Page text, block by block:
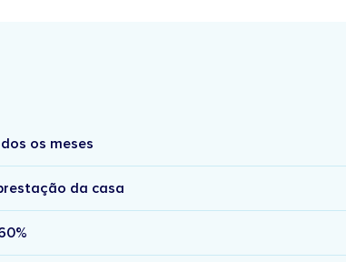
os meses
da casa